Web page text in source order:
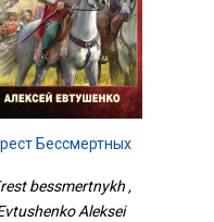
Бессмертных
bessmertnykh ,
Aleksei